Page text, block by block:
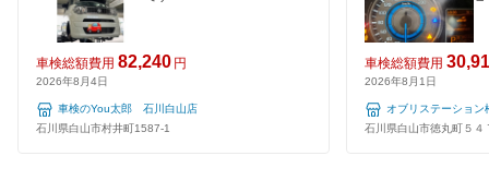
夜間受付
整備保証
コンピューター診断
車検総額費用 82,240 円
2026年8月4日
車検のYou太郎 石川白山店
石川県白山市村井町1587-1
車検総額費用
2026年8月1日
オブリステーション
石川県白山市徳丸町５４